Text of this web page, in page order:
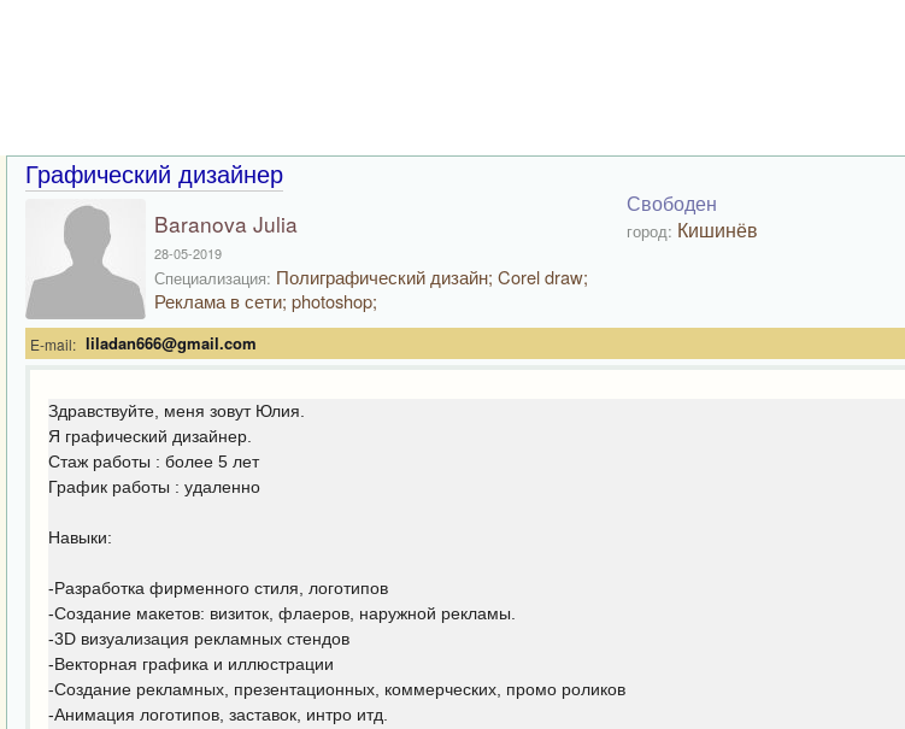
Графический дизайнер
Baranova Julia
28-05-2019
Специализация: Полиграфический дизайн; Corel draw;
Реклама в сети; photoshop;
Свободен
город: Кишинёв
E-mail: liladan666@gmail.com
Здравствуйте, меня зовут Юлия.
Я графический дизайнер.
Стаж работы : более 5 лет
График работы : удаленно
Навыки:
-Разработка фирменного стиля, логотипов
-Создание макетов: визиток, флаеров, наружной рекламы.
-3D визуализация рекламных стендов
-Векторная графика и иллюстрации
-Создание рекламных, презентационных, коммерческих, промо роликов
-Анимация логотипов, заставок, интро итд.